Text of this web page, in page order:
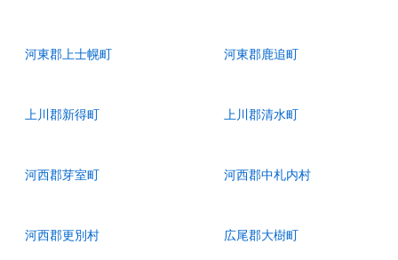
河東郡上士幌町 河東郡鹿追町
上川郡新得町 上川郡清水町
河西郡芽室町 河西郡中札内村
河西郡更別村 広尾郡大樹町